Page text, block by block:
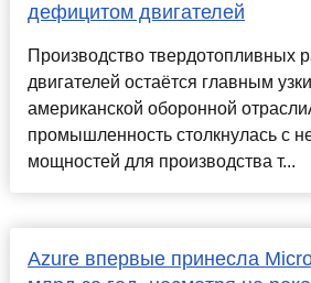
дефицитом двигателей
Производство твердотопливных
двигателей остаётся главным
американской оборонной
промышленность столкнулась с
мощностей для производства т...
Azure впервые принесла